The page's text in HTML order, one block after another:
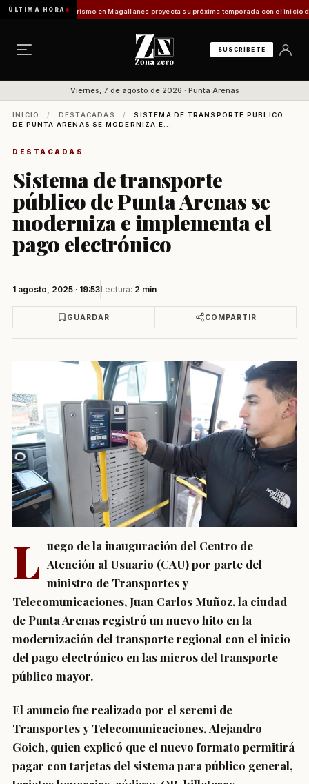
ÚLTIMA HORA
Turismo en Magallanes proyecta su próxima temporada con el inicio de Enprotur
SUSCRÍBETE
Viernes, 7 de agosto de 2026 · Punta Arenas
INICIO / DESTACADAS /
SISTEMA DE TRANSPORTE PÚBLICO
DE PUNTA ARENAS SE MODERNIZA E...
DESTACADAS
Sistema de transporte
público de Punta Arenas se
moderniza e implementa el
pago electrónico
1 agosto, 2025 · 19:53Lectura: 2 min
GUARDAR COMPARTIR
L uego de la inauguración del Centro de
Atención al Usuario (CAU) por parte del
ministro de Transportes y
Telecomunicaciones, Juan Carlos Muñoz, la ciudad
de Punta Arenas registró un nuevo hito en la
modernización del transporte regional con el inicio
del pago electrónico en las micros del transporte
público mayor.
El anuncio fue realizado por el seremi de
Transportes y Telecomunicaciones, Alejandro
Goich, quien explicó que el nuevo formato permitirá
pagar con tarjetas del sistema para público general,